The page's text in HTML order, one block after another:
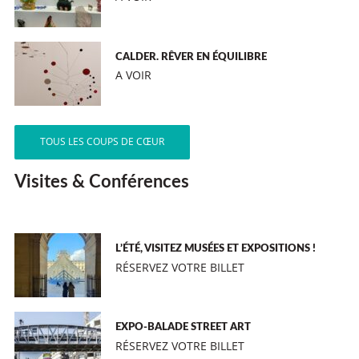
CALDER. RÊVER EN ÉQUILIBRE
A VOIR
TOUS LES COUPS DE CŒUR
Visites & Conférences
L’ÉTÉ, VISITEZ MUSÉES ET EXPOSITIONS !
RÉSERVEZ VOTRE BILLET
EXPO-BALADE STREET ART
RÉSERVEZ VOTRE BILLET